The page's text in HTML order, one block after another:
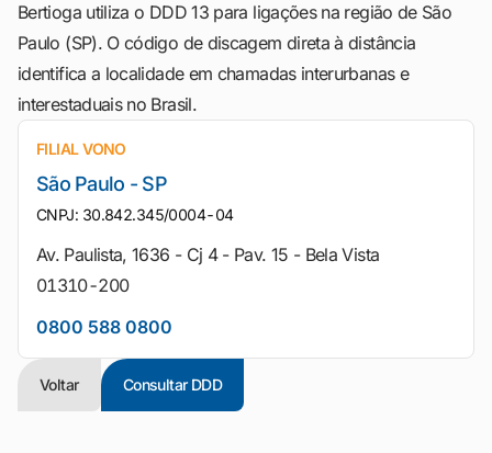
Bertioga utiliza o DDD 13 para ligações na região de São
Paulo (SP). O código de discagem direta à distância
identifica a localidade em chamadas interurbanas e
interestaduais no Brasil.
FILIAL VONO
São Paulo - SP
CNPJ: 30.842.345/0004-04
Av. Paulista, 1636 - Cj 4 - Pav. 15 - Bela Vista
01310-200
0800 588 0800
Voltar Consultar DDD